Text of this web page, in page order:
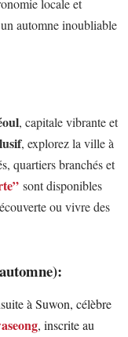
locale et
automne inoubliable
, capitale vibrante et
, explorez la ville à
quartiers branchés et
sont disponibles
ou vivre des
à Suwon, célèbre
, inscrite au